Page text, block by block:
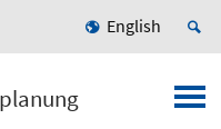
English